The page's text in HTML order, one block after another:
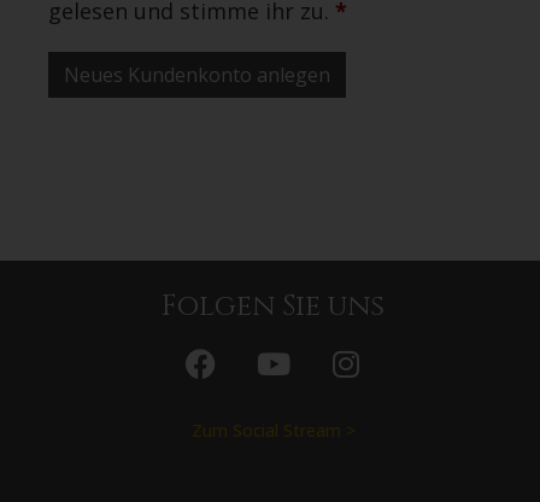
gelesen und stimme ihr zu. *
Neues Kundenkonto anlegen
Folgen Sie uns
Zum Social Stream >